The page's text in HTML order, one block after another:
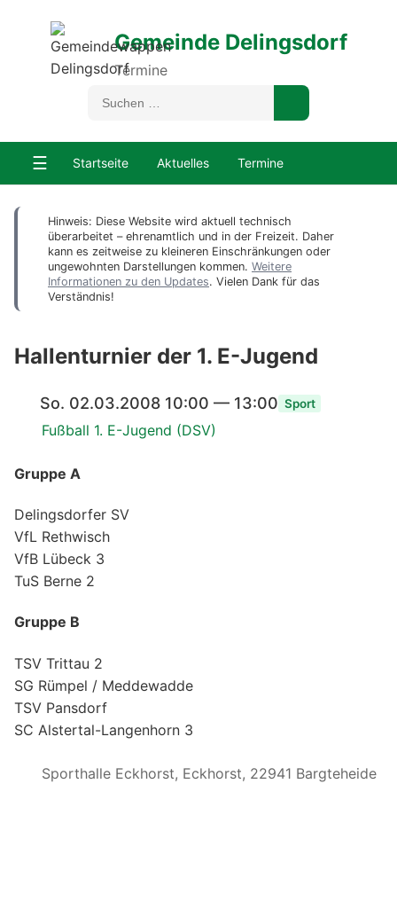
Gemeinde Delingsdorf
Termine
☰ Startseite Aktuelles Termine
Hinweis: Diese Website wird aktuell technisch
überarbeitet – ehrenamtlich und in der Freizeit. Daher
kann es zeitweise zu kleineren Einschränkungen oder
ungewohnten Darstellungen kommen. Weitere
Informationen zu den Updates. Vielen Dank für das
Verständnis!
Hallenturnier der 1. E-Jugend
So. 02.03.2008 10:00 — 13:00 Sport
Fußball 1. E-Jugend (DSV)
Gruppe A
Delingsdorfer SV
VfL Rethwisch
VfB Lübeck 3
TuS Berne 2
Gruppe B
TSV Trittau 2
SG Rümpel / Meddewadde
TSV Pansdorf
SC Alstertal-Langenhorn 3
Sporthalle Eckhorst, Eckhorst, 22941 Bargteheide